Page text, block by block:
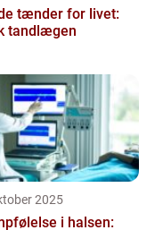
tænder for livet:
tandlægen
2025
i halsen: